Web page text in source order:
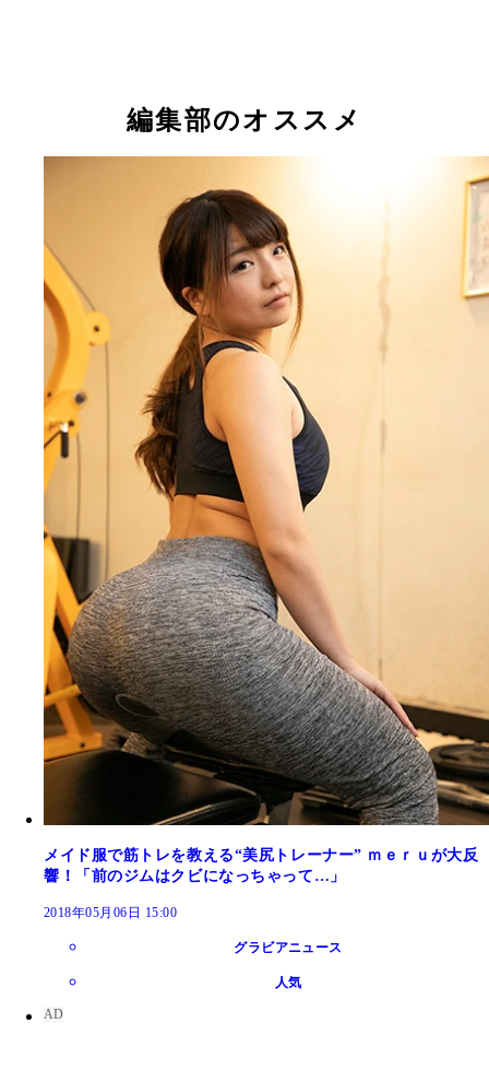
編集部のオススメ
メイド服で筋トレを教える“美尻トレーナー” ｍｅｒｕが大反
響！「前のジムはクビになっちゃって…」
2018年05月06日 15:00
グラビアニュース
人気